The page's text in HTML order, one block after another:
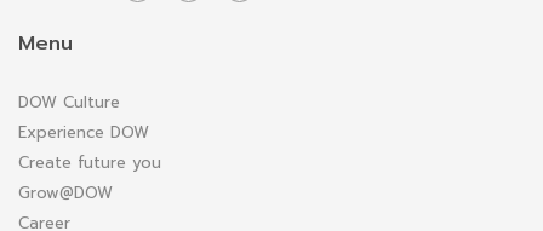
Menu
DOW Culture
Experience DOW
Create future you
Grow@DOW
Career